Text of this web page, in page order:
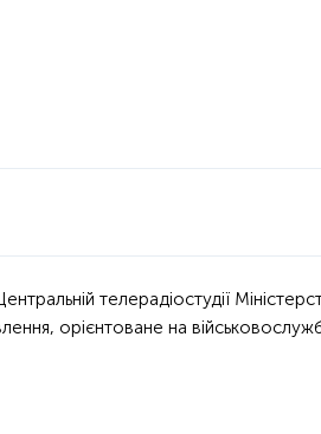
телерадіостудії
орієнтоване на